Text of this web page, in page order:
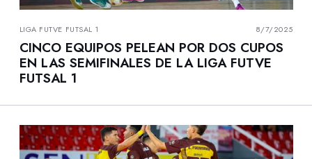
LIGA FUTVE FUTSAL 1 8/7/2025
CINCO EQUIPOS PELEAN POR DOS CUPOS
EN LAS SEMIFINALES DE LA LIGA FUTVE
FUTSAL 1